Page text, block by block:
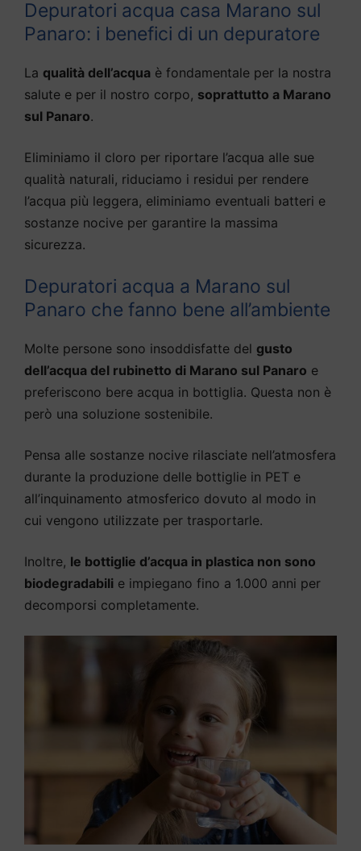
Depuratori acqua casa Marano sul
Panaro: i benefici di un depuratore
La qualità dell’acqua è fondamentale per la nostra
salute e per il nostro corpo, soprattutto a Marano
sul Panaro.
Eliminiamo il cloro per riportare l’acqua alle sue
qualità naturali, riduciamo i residui per rendere
l’acqua più leggera, eliminiamo eventuali batteri e
sostanze nocive per garantire la massima
sicurezza.
Depuratori acqua a Marano sul
Panaro che fanno bene all’ambiente
Molte persone sono insoddisfatte del gusto
dell’acqua del rubinetto di Marano sul Panaro e
preferiscono bere acqua in bottiglia. Questa non è
però una soluzione sostenibile.
Pensa alle sostanze nocive rilasciate nell’atmosfera
durante la produzione delle bottiglie in PET e
all’inquinamento atmosferico dovuto al modo in
cui vengono utilizzate per trasportarle.
Inoltre, le bottiglie d’acqua in plastica non sono
biodegradabili e impiegano fino a 1.000 anni per
decomporsi completamente.